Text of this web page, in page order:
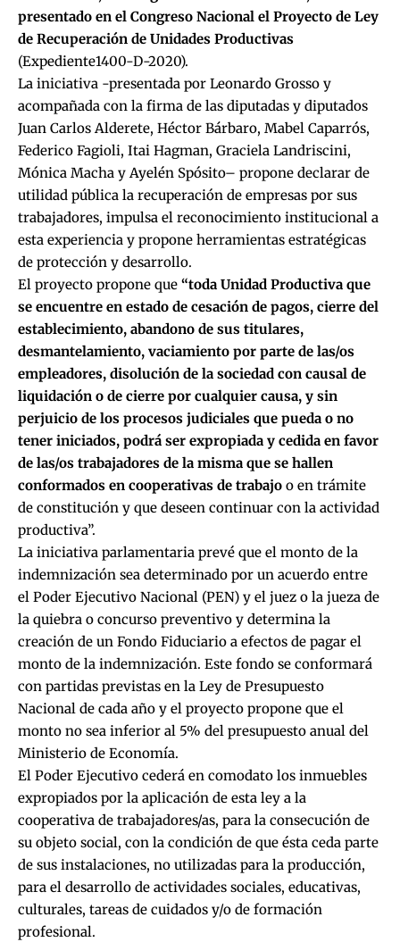
presentado en el Congreso Nacional el Proyecto de Ley
de Recuperación de Unidades Productivas
(Expediente1400-D-2020).
La iniciativa -presentada por Leonardo Grosso y
acompañada con la firma de las diputadas y diputados
Juan Carlos Alderete, Héctor Bárbaro, Mabel Caparrós,
Federico Fagioli, Itai Hagman, Graciela Landriscini,
Mónica Macha y Ayelén Spósito– propone declarar de
utilidad pública la recuperación de empresas por sus
trabajadores, impulsa el reconocimiento institucional a
esta experiencia y propone herramientas estratégicas
de protección y desarrollo.
El proyecto propone que “toda Unidad Productiva que
se encuentre en estado de cesación de pagos, cierre del
establecimiento, abandono de sus titulares,
desmantelamiento, vaciamiento por parte de las/os
empleadores, disolución de la sociedad con causal de
liquidación o de cierre por cualquier causa, y sin
perjuicio de los procesos judiciales que pueda o no
tener iniciados, podrá ser expropiada y cedida en favor
de las/os trabajadores de la misma que se hallen
conformados en cooperativas de trabajo o en trámite
de constitución y que deseen continuar con la actividad
productiva”.
La iniciativa parlamentaria prevé que el monto de la
indemnización sea determinado por un acuerdo entre
el Poder Ejecutivo Nacional (PEN) y el juez o la jueza de
la quiebra o concurso preventivo y determina la
creación de un Fondo Fiduciario a efectos de pagar el
monto de la indemnización. Este fondo se conformará
con partidas previstas en la Ley de Presupuesto
Nacional de cada año y el proyecto propone que el
monto no sea inferior al 5% del presupuesto anual del
Ministerio de Economía.
El Poder Ejecutivo cederá en comodato los inmuebles
expropiados por la aplicación de esta ley a la
cooperativa de trabajadores/as, para la consecución de
su objeto social, con la condición de que ésta ceda parte
de sus instalaciones, no utilizadas para la producción,
para el desarrollo de actividades sociales, educativas,
culturales, tareas de cuidados y/o de formación
profesional.